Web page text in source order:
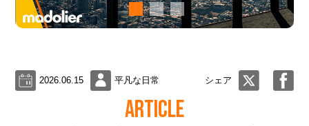
2026.06.15 平凡な日常 シェア
ARTICLE